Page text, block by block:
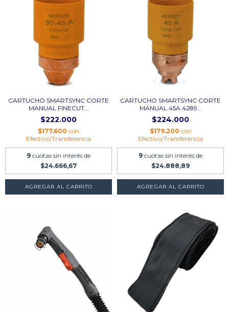
CARTUCHO SMARTSYNC CORTE
MANUAL FINECUT...
$222.000
$177.600 con
Efectivo/Transferencia
9 cuotas sin interés de
$24.666,67
CARTUCHO SMARTSYNC CORTE
MANUAL 45A 4289...
$224.000
$179.200 con
Efectivo/Transferencia
9 cuotas sin interés de
$24.888,89